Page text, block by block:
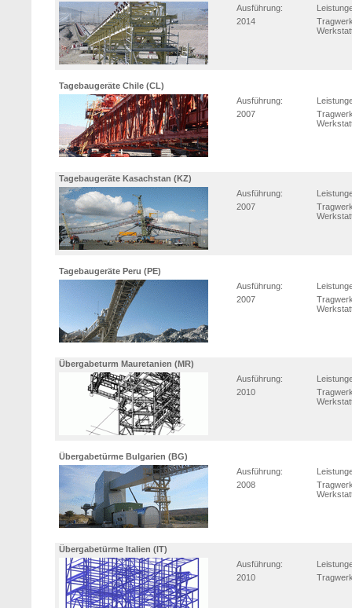
Ausführung:
2014
Tagebaugeräte Chile (CL)
Ausführung:
2007
Tagebaugeräte Kasachstan (KZ)
Ausführung:
2007
Tagebaugeräte Peru (PE)
Ausführung:
2007
Übergabeturm Mauretanien (MR)
Ausführung:
2010
Übergabetürme Bulgarien (BG)
Ausführung:
2008
Übergabetürme Italien (IT)
Ausführung:
2010